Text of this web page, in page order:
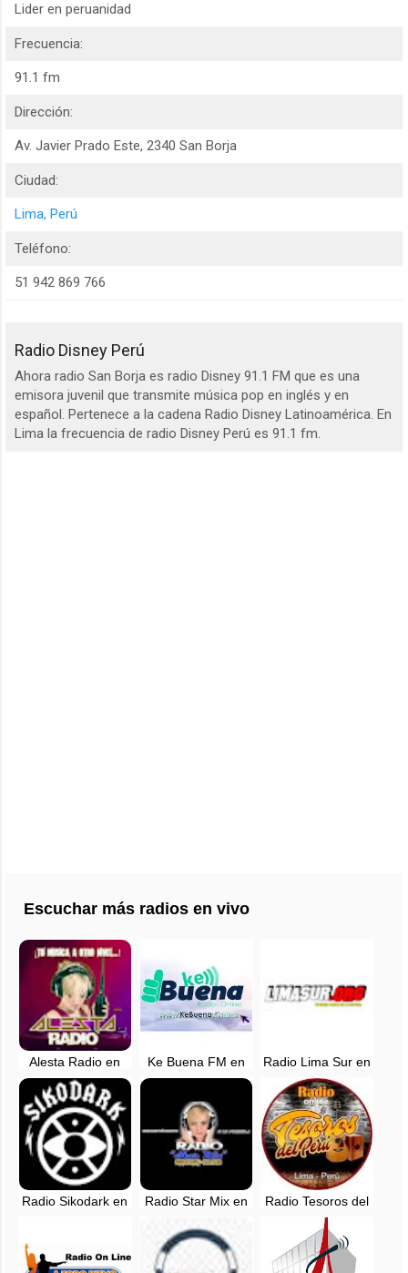
Lider en peruanidad
Frecuencia:
91.1 fm
Dirección:
Av. Javier Prado Este, 2340 San Borja
Ciudad:
Lima, Perú
Teléfono:
51 942 869 766
Radio Disney Perú
Ahora radio San Borja es radio Disney 91.1 FM que es una
emisora juvenil que transmite música pop en inglés y en
español. Pertenece a la cadena Radio Disney Latinoamérica. En
Lima la frecuencia de radio Disney Perú es 91.1 fm.
Escuchar más radios en vivo
Alesta Radio en
vivo - Manchay,
Lima
Ke Buena FM en
vivo - Lima
Radio Lima Sur en
vivo - Peru
Radio Sikodark en
Radio Star Mix en
Lima
Radio Tesoros del
Perú - Huacho